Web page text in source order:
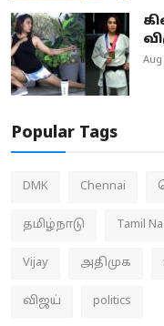
Aug
Popular Tags
DMK Chennai
தமிழ்நாடு Tamil
Vijay அதிமுக
விஜய் politics